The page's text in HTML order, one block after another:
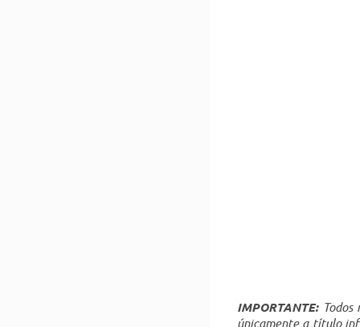
IMPORTANTE:Todos
únicamente a título